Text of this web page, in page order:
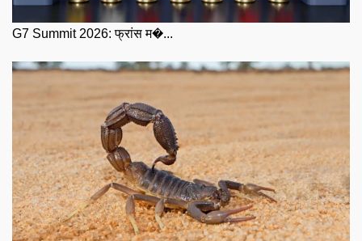
G7 Summit 2026: फ्रांस म�...